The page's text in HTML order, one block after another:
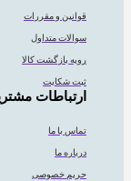
قوانین و مقررات
سوالات متداول
رویه بازگشت کالا
ثبت شکایت
ارتباطات
تماس با ما
درباره ما
حریم خصوصی